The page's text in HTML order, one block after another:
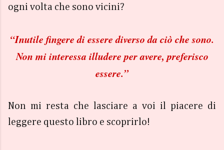
ogni volta che sono vicini?
“Inutile fingere di essere diverso da ciò che sono.
Non mi interessa illudere per avere, preferisco
essere.”
Non mi resta che lasciare a voi il piacere di
leggere questo libro e scoprirlo!